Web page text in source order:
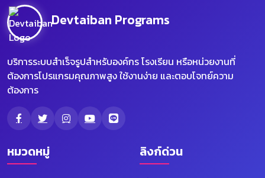
Devtaiban Programs
บริการระบบสำเร็จรูปสำหรับองค์กร โรงเรียน หรือหน่วยงานที่
ต้องการโปรแกรมคุณภาพสูง ใช้งานง่าย และตอบโจทย์ความ
ต้องการ
หมวดหมู่ ลิงก์ด่วน